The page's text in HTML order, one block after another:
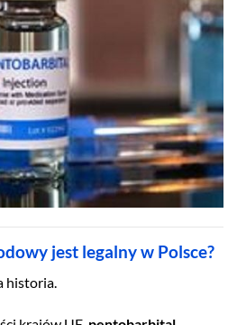
jest legalny w Polsce?
historia.